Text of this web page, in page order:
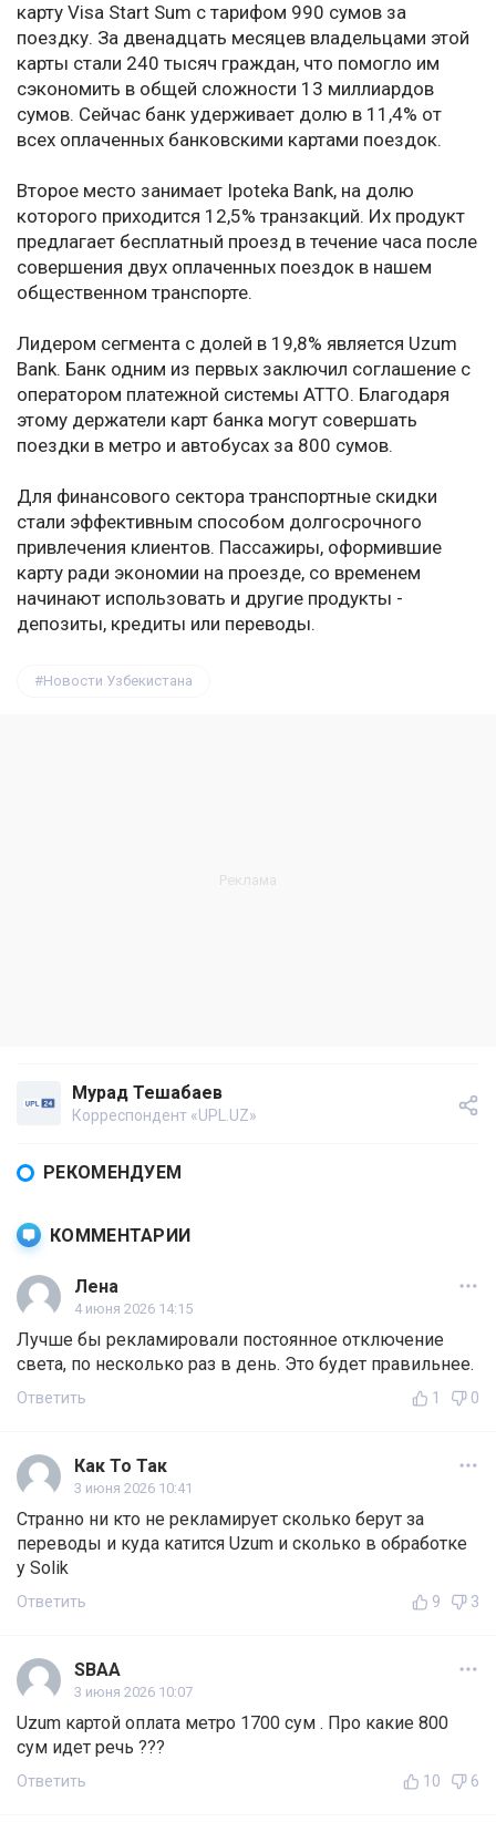
карту Visa Start Sum с тарифом 990 сумов за
поездку. За двенадцать месяцев владельцами этой
карты стали 240 тысяч граждан, что помогло им
сэкономить в общей сложности 13 миллиардов
сумов. Сейчас банк удерживает долю в 11,4% от
всех оплаченных банковскими картами поездок.
Второе место занимает Ipoteka Bank, на долю
которого приходится 12,5% транзакций. Их продукт
предлагает бесплатный проезд в течение часа после
совершения двух оплаченных поездок в нашем
общественном транспорте.
Лидером сегмента с долей в 19,8% является Uzum
Bank. Банк одним из первых заключил соглашение с
оператором платежной системы АТТО. Благодаря
этому держатели карт банка могут совершать
поездки в метро и автобусах за 800 сумов.
Для финансового сектора транспортные скидки
стали эффективным способом долгосрочного
привлечения клиентов. Пассажиры, оформившие
карту ради экономии на проезде, со временем
начинают использовать и другие продукты -
депозиты, кредиты или переводы.
Новости Узбекистана
Мурад Тешабаев
Корреспондент «UPL.UZ»
РЕКОМЕНДУЕМ
КОММЕНТАРИИ
Лена
4 июня 2026 14:15
Лучше бы рекламировали постоянное отключение
света, по несколько раз в день. Это будет правильнее.
Ответить 1 0
Как То Так
3 июня 2026 10:41
Странно ни кто не рекламирует сколько берут за
переводы и куда катится Uzum и сколько в обработке
у Solik
Ответить 9 3
SBAA
3 июня 2026 10:07
Uzum картой оплата метро 1700 сум . Про какие 800
сум идет речь ???
Ответить 10 6